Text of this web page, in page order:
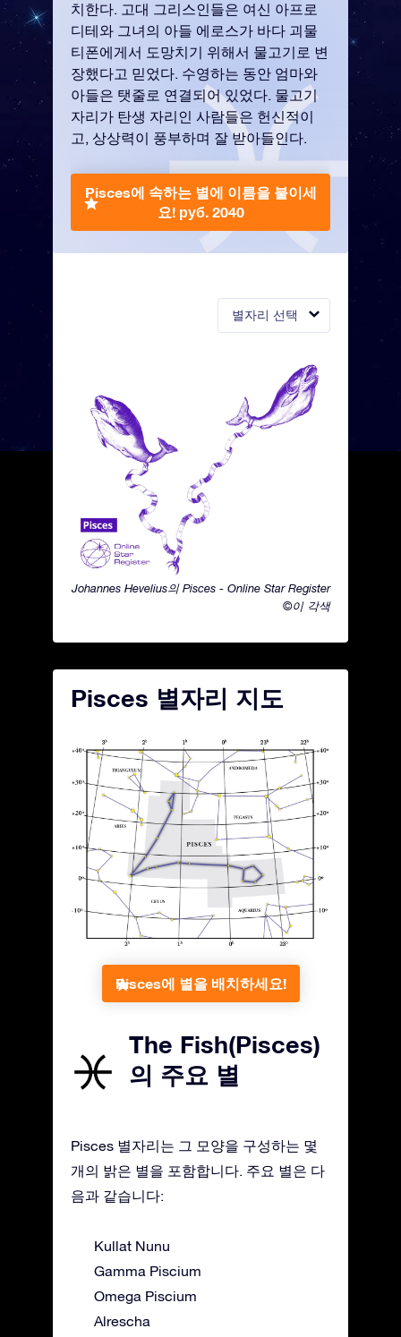
별자리 선택
Johannes Hevelius의 Pisces - Online Star Register
©이 각색
치한다. 고대 그리스인들은 여신 아프로
디테와 그녀의 아들 에로스가 바다 괴물
티폰에게서 도망치기 위해서 물고기로 변
장했다고 믿었다. 수영하는 동안 엄마와
아들은 탯줄로 연결되어 있었다. 물고기
자리가 탄생 자리인 사람들은 헌신적이
고, 상상력이 풍부하며 잘 받아들인다.
Pisces에 속하는 별에 이름을 붙이세
요! руб. 2040
Pisces 별자리 지도
Pisces에 별을 배치하세요!
The Fish(Pisces)
의 주요 별
Pisces 별자리는 그 모양을 구성하는 몇
개의 밝은 별을 포함합니다. 주요 별은 다
음과 같습니다:
Kullat Nunu
Gamma Piscium
Omega Piscium
Alrescha